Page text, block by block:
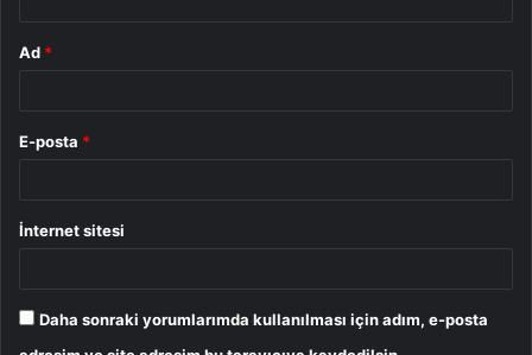
Ad *
E-posta *
İnternet sitesi
Daha sonraki yorumlarımda kullanılması için adım, e-posta